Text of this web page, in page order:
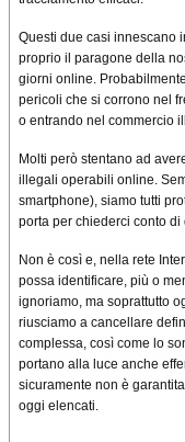
Questi due casi innescano
proprio il paragone della
giorni online.
pericoli che si corrono nel
o entrando nel commercio
Molti però stentano ad
illegali operabili online.
smartphone), siamo tutti
porta per chiederci conto di
Non è così e, nella rete
possa identificare, più o
ignoriamo, ma soprattutto
riusciamo a cancellare
complessa, così come lo
portano alla luce anche
sicuramente non è
oggi elencati.